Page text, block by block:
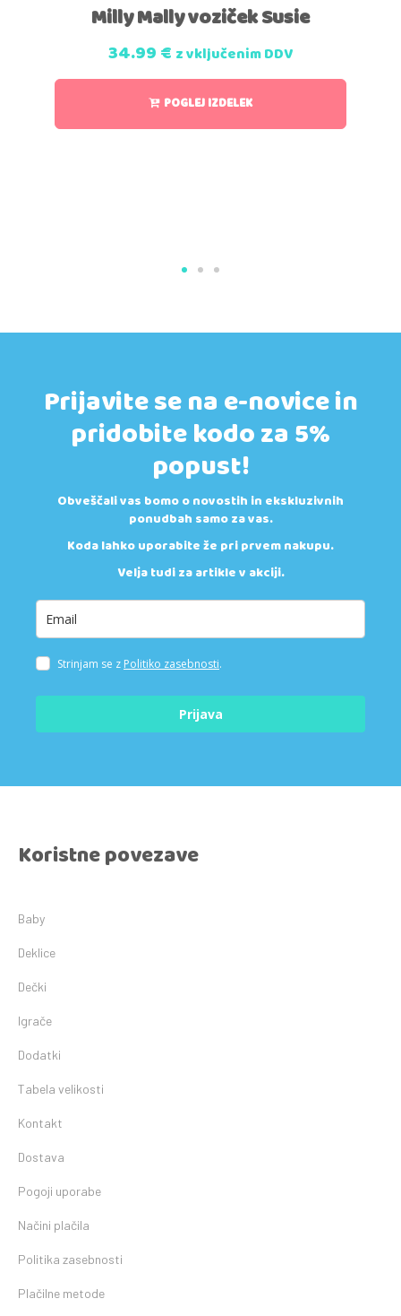
Milly Mally voziček Susie
34.99€ z vključenim DDV
POGLEJ IZDELEK
Prijavite se na e-novice in
pridobite kodo za 5%
popust!
Obveščali vas bomo o novostih in ekskluzivnih
ponudbah samo za vas.
Koda lahko uporabite že pri prvem nakupu.
Velja tudi za artikle v akciji.
Strinjam se z Politiko zasebnosti.
Prijava
Koristne povezave
Baby
Deklice
Dečki
Igrače
Dodatki
Tabela velikosti
Kontakt
Dostava
Pogoji uporabe
Načini plačila
Politika zasebnosti
Plačilne metode